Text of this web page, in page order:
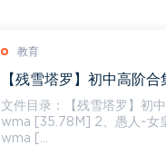
教育
【残雪塔罗】初中高阶
文件目录：【残雪塔罗】初中高阶合集，文
wma [35.78M] 2、愚人~女
wma [...